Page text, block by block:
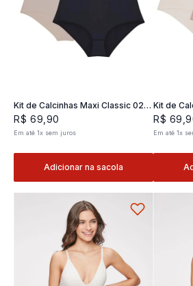
Kit de Calcinhas Maxi Classic 02 -
2 und
R$ 69 90
Em até1x sem juros
Adicionar na sacola
Kit de
2 und
R$ 69 ,
Em até 1x